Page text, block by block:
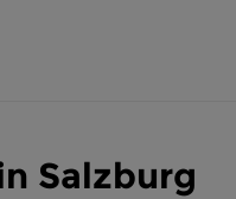
Salzburg